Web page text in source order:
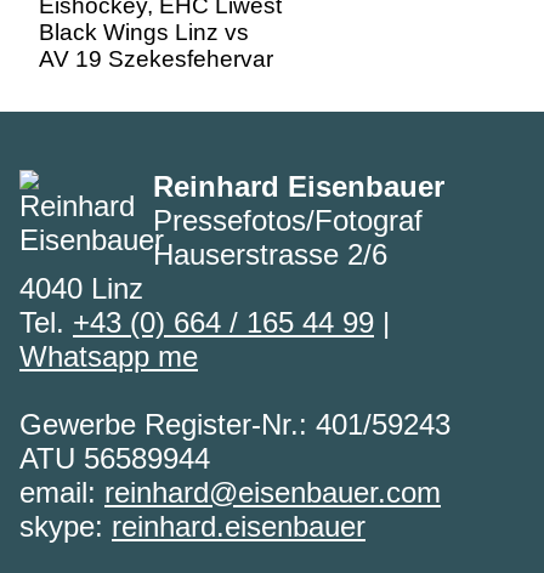
Reinhard Eisenbauer
Pressefotos/Fotograf
Hauserstrasse 2/6
4040 Linz
Tel. +43 (0) 664 / 165 44 99 |
Whatsapp me
Gewerbe Register-Nr.: 401/59243
ATU 56589944
email: reinhard@eisenbauer.com
skype: reinhard.eisenbauer